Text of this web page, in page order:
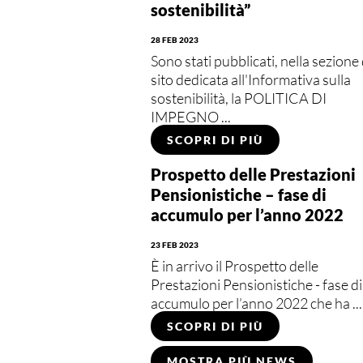
sostenibilità”
28 FEB 2023
Sono stati pubblicati, nella sezione
sito dedicata all'Informativa sulla
sostenibilità, la POLITICA DI
IMPEGNO ...
SCOPRI DI PIÙ
Prospetto delle Prestazioni
Pensionistiche – fase di
accumulo per l’anno 2022
23 FEB 2023
È in arrivo il Prospetto delle
Prestazioni Pensionistiche - fase di
accumulo per l’anno 2022 che ha ...
SCOPRI DI PIÙ